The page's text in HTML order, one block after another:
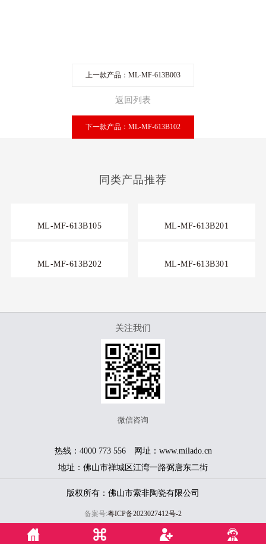
上一款产品：ML-MF-613B003
返回列表
下一款产品：ML-MF-613B102
同类产品推荐
ML-MF-613B105 ML-MF-613B201
ML-MF-613B202 ML-MF-613B301
关注我们
微信咨询
热线：4000 773 556 网址：www.milado.cn
地址：佛山市禅城区江湾一路弼唐东二街
版权所有：佛山市索非陶瓷有限公司
备案号:粤ICP备2023027412号-2